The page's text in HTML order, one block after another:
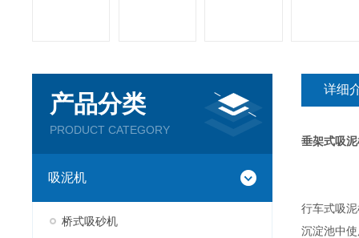
产品分类
PRODUCT CATEGORY
吸泥机
桥式吸砂机
详细
垂架式吸
行车式吸
沉淀池中